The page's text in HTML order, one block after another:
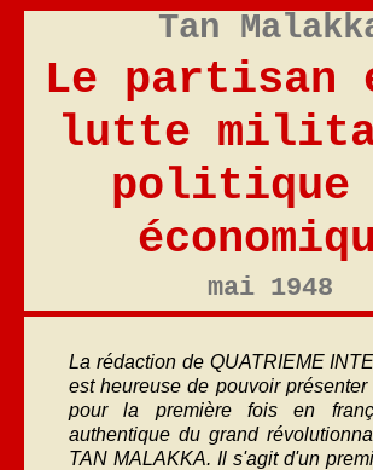
Tan
Le partisan
lutte
politique
mai 1948
La rédaction de QUATRIEME
est heureuse de pouvoir présenter
pour la première fois en
authentique du grand
TAN MALAKKA. Il s'agit d'un